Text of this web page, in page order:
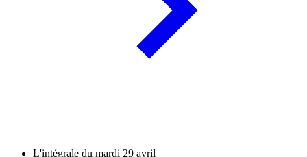
L'intégrale du mardi 29 avril